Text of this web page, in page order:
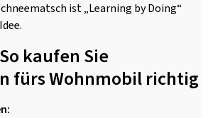
ist „Learning by Doing“
kaufen Sie
fürs Wohnmobil richtig